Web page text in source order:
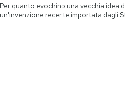
Per quanto evochino una vecchia idea
un'invenzione recente importata dagli